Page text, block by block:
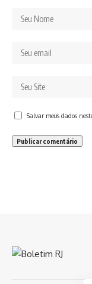
Salvar meus dados